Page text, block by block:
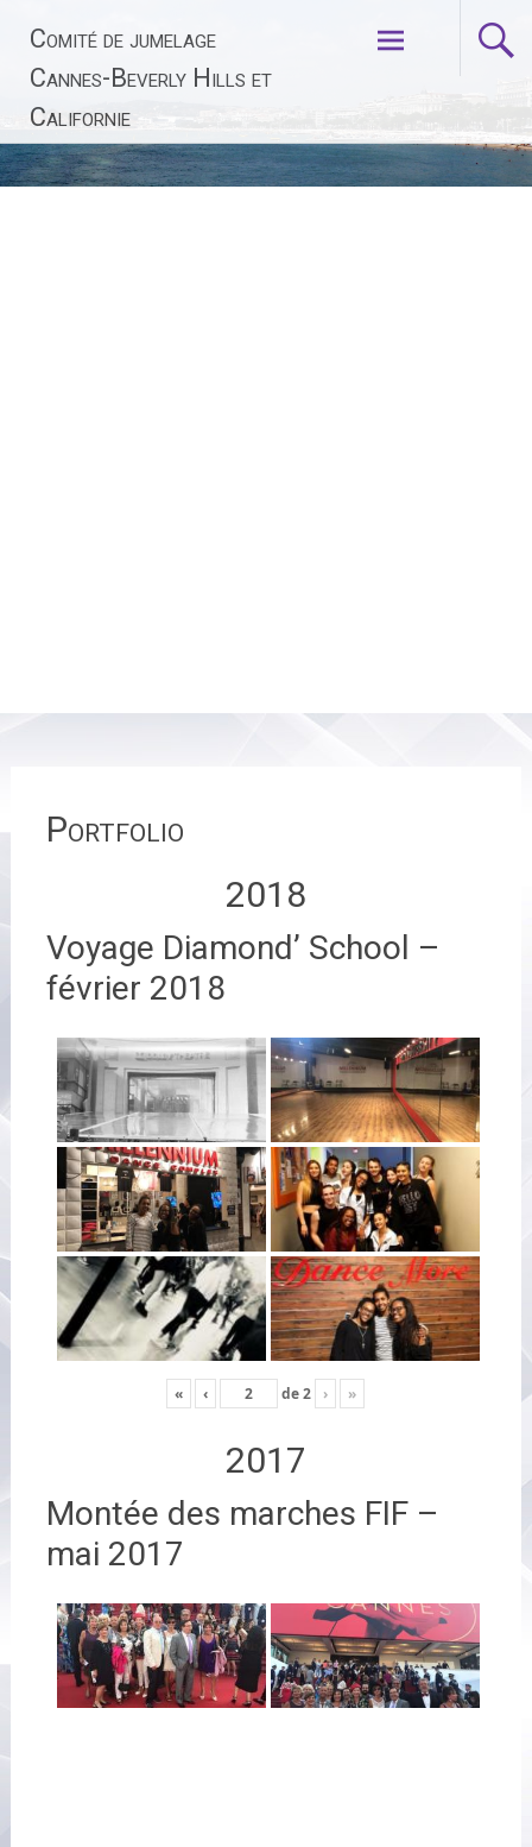
contenu
Comité de jumelage
Cannes-Beverly Hills et
Californie
Portfolio
2018
Voyage Diamond’ School –
février 2018
« ‹ de2 › »
2017
Montée des marches FIF –
mai 2017